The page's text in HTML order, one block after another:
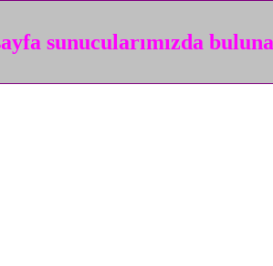
sunucularımızda